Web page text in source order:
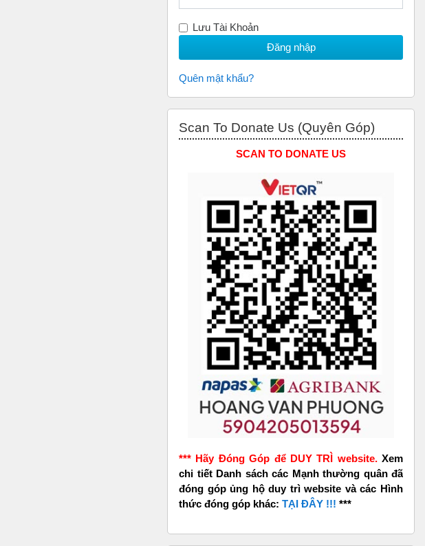
Lưu Tài Khoản
Quên mật khẩu?
Scan To Donate Us (Quyên Góp)
SCAN TO DONATE US
*** Hãy Đóng Góp để DUY TRÌ website. Xem
chi tiết Danh sách các Mạnh thường quân đã
đóng góp ủng hộ duy trì website và các Hình
thức đóng góp khác: TẠI ĐÂY !!! ***